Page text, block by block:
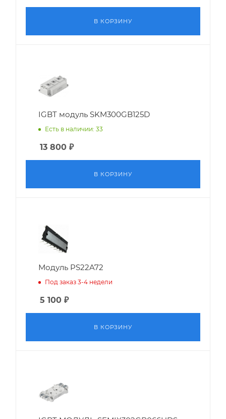
В КОРЗИНУ
IGBT модуль SKM300GB125D
Есть в наличии: 33
13 800 ₽
В КОРЗИНУ
Модуль PS22A72
Под заказ 3-4 недели
5 100 ₽
В КОРЗИНУ